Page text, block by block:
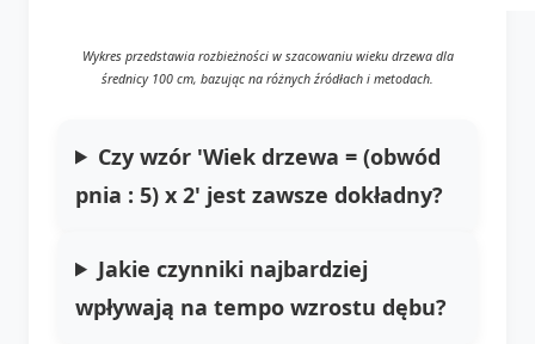
Wykres przedstawia rozbieżności w szacowaniu wieku drzewa dla
średnicy 100 cm, bazując na różnych źródłach i metodach.
Czy wzór 'Wiek drzewa = (obwód
pnia : 5) x 2' jest zawsze dokładny?
Jakie czynniki najbardziej
wpływają na tempo wzrostu dębu?